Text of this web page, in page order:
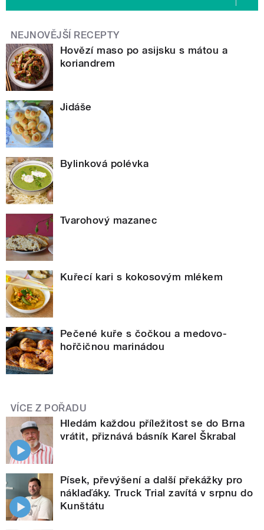
NEJNOVĚJŠÍ RECEPTY
Hovězí maso po asijsku s mátou a
koriandrem
Jidáše
Bylinková polévka
Tvarohový mazanec
Kuřecí kari s kokosovým mlékem
Pečené kuře s čočkou a medovo-
hořčičnou marinádou
VÍCE Z POŘADU
Hledám každou příležitost se do Brna
vrátit, přiznává básník Karel Škrabal
Písek, převýšení a další překážky pro
náklaďáky. Truck Trial zavítá v srpnu do
Kunštátu